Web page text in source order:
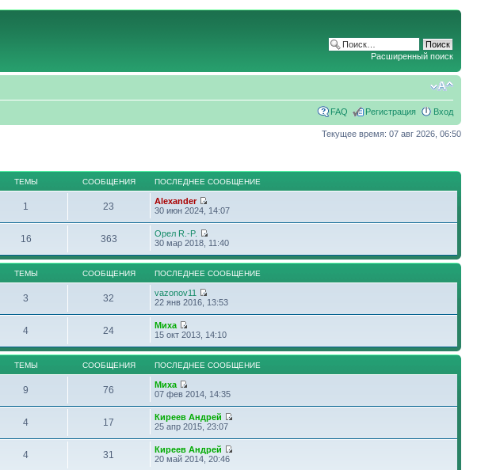
Расширенный поиск
FAQ Регистрация Вход
Текущее время: 07 авг 2026, 06:50
ТЕМЫ СООБЩЕНИЯ ПОСЛЕДНЕЕ СООБЩЕНИЕ
1 23
Alexander
30 июн 2024, 14:07
16 363
Орел R.-P.
30 мар 2018, 11:40
ТЕМЫ СООБЩЕНИЯ ПОСЛЕДНЕЕ СООБЩЕНИЕ
3 32
vazonov11
22 янв 2016, 13:53
4 24
Миха
15 окт 2013, 14:10
ТЕМЫ СООБЩЕНИЯ ПОСЛЕДНЕЕ СООБЩЕНИЕ
9 76
Миха
07 фев 2014, 14:35
4 17
Киреев Андрей
25 апр 2015, 23:07
4 31
Киреев Андрей
20 май 2014, 20:46